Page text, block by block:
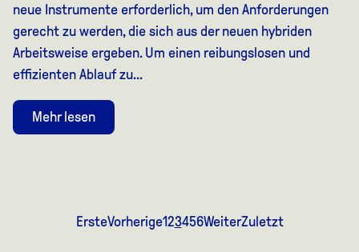
neue Instrumente erforderlich, um den Anforderungen
gerecht zu werden, die sich aus der neuen hybriden
Arbeitsweise ergeben. Um einen reibungslosen und
effizienten Ablauf zu...
Mehr lesen
ErsteVorherige123456WeiterZuletzt